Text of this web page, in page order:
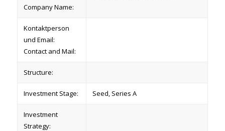
Company Name:
Kontaktperson
und Email:
Contact and Mail:
Structure:
Investment Stage: Seed, Series A
Investment
Strategy: